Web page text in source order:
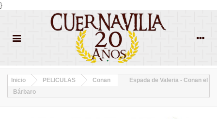
}
Inicio PELICULAS Conan
Espada de Valeria - Conan el
Bárbaro